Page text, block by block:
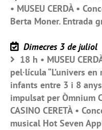
• MUSEU CERDÀ •
Berta Moner. Entrada
Dimecres 3 de juliol
18 h • MUSEU
pel·lícula “L’univers
infants entre 3 i 8
impulsat per Òmnium
CASINO CERETÀ •
musical Hot Seven